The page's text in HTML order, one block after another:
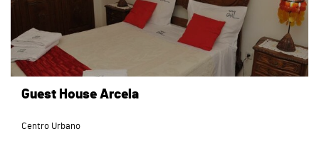
Guest House Arcela
Centro Urbano